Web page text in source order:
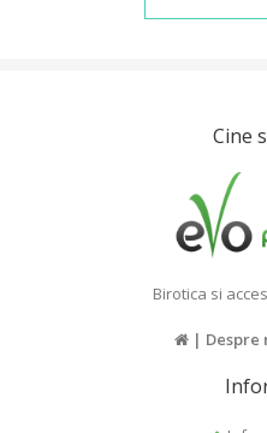
Cine
Birotica si
| Despre